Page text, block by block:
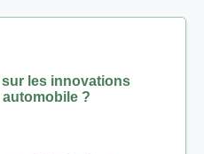
les innovations
?